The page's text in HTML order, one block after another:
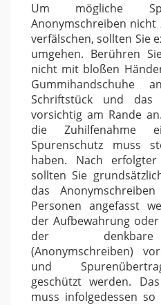
Um mögliche
Anonymschreiben nicht
verfälschen, sollten Sie
umgehen. Berühren
nicht mit bloßen
Schriftstück und
vorsichtig am Rande
die Zuhilfenahme
Spurenschutz muss
haben. Nach erfolgter
sollten Sie
das
Personen angefasst
der Aufbewahrung
der denkbare
(Anonymschreiben)
und
geschützt werden.
muss infolgedessen